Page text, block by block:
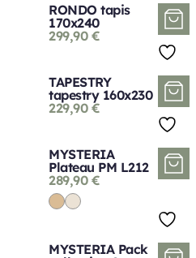
RONDO tapis
170x240
299,90 €
TAPESTRY
tapestry 160x230
229,90 €
MYSTERIA
Plateau PM L212
289,90 €
MYSTERIA Pack